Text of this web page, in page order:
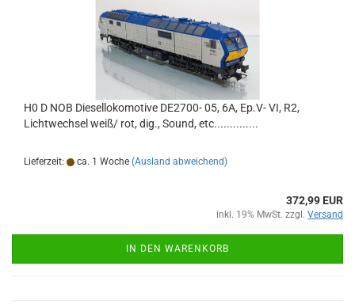
H0 D NOB Diesellokomotive DE2700- 05, 6A, Ep.V- VI, R2,
Lichtwechsel weiß/ rot, dig., Sound, etc..............
Lieferzeit: ca. 1 Woche (Ausland abweichend)
372,99 EUR
inkl. 19% MwSt. zzgl. Versand
IN DEN WARENKORB